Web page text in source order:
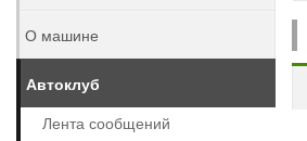
О машине
Автоклуб
Лента сообщений